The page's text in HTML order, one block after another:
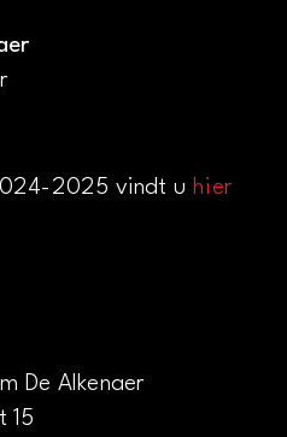
2025 vindt uhier
De Alkenaer
15